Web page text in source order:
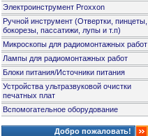
Электроинструмент Proxxon
Ручной инструмент (Отвертки, пинцеты,
бокорезы, пассатижи, лупы и т.п)
Микроскопы для радиомонтажных работ
Лампы для радиомонтажных работ
Блоки питания/Источники питания
Устройства ультразвуковой очистки
печатных плат
Вспомогательное оборудование
Добро пожаловать!